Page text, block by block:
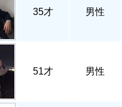
35才 男性
51才 男性